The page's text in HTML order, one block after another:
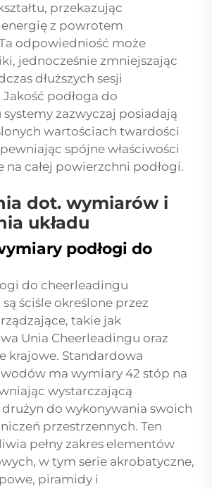
przekazując
z powrotem
odpowiedniość może
jednocześnie zmniejszając
dłuższych sesji
podłoga do
systemy zazwyczaj posiadają
wartościach twardości
spójne właściwości
na całej powierzchni podłogi.
dot. wymiarów i
układu
podłogi do
do cheerleadingu
ściśle określone przez
takie jak
Unia Cheerleadingu oraz
krajowe. Standardowa
ma wymiary 42 stóp na
wystarczającą
do wykonywania swoich
przestrzennych. Ten
pełny zakres elementów
w tym serie akrobatyczne,
piramidy i